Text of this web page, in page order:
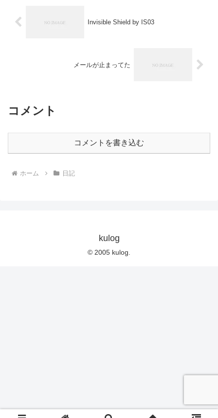
Invisible Shield by IS03
メールが止まってた
コメント
コメントを書き込む
ホーム 日記
kulog
© 2005 kulog.